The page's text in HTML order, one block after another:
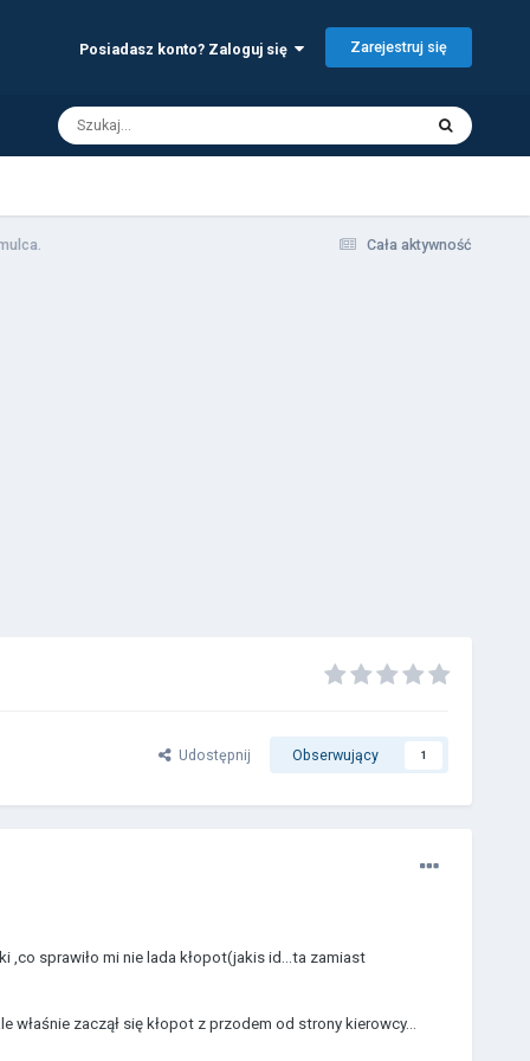
Posiadasz konto? Zaloguj się Zarejestruj się
Cała aktywność
Udostępnij Obserwujący 1
,co sprawiło mi nie lada kłopot(jakis id...ta zamiast
zaczął się kłopot z przodem od strony kierowcy...